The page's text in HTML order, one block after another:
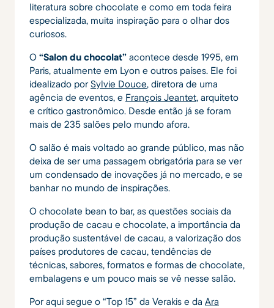
literatura sobre chocolate e como em toda feira
especializada, muita inspiração para o olhar dos
curiosos.
O “Salon du chocolat” acontece desde 1995, em
Paris, atualmente em Lyon e outros países. Ele foi
idealizado porSylvie Douce, diretora de uma
agência de eventos, e François Jeantet, arquiteto
e crítico gastronômico. Desde então já se foram
mais de 235 salões pelo mundo afora.
O salão é mais voltado ao grande público, mas não
deixa de ser uma passagem obrigatória para se ver
um condensado de inovações já no mercado, e se
banhar no mundo de inspirações.
O chocolate bean to bar, as questões sociais da
produção de cacau e chocolate, a importância da
produção sustentável de cacau, a valorização dos
países produtores de cacau, tendências de
técnicas, sabores, formatos e formas de chocolate,
embalagens e um pouco mais se vê nesse salão.
Por aqui segue o “Top 15” da Verakis e da Ara